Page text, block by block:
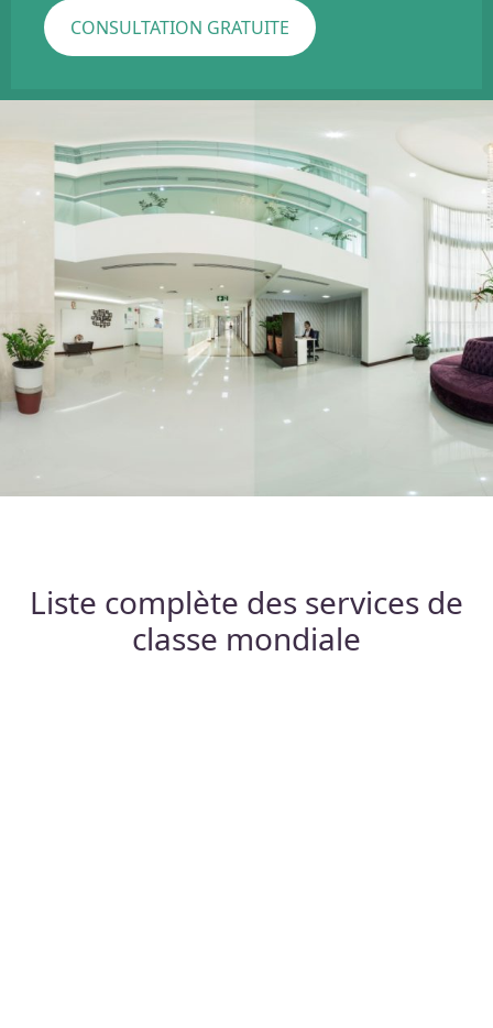
CONSULTATION GRATUITE
Liste complète des services de
classe mondiale